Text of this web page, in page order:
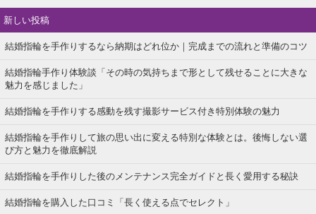
新しい投稿
結婚指輪を手作りするなら納期はどれ位か｜完成までの流れと準備のコツ
結婚指輪手作り体験談「その時の気持ちまで形として残せることに大きな
魅力を感じました」
結婚指輪を手作りする感動を残す撮影サービス付き特別体験の魅力
結婚指輪を手作りして旅の思い出に変える特別な体験とは。後悔しない選
び方と魅力を徹底解説
結婚指輪を手作りした後のメンテナンス完全ガイドと長く愛用する秘訣
結婚指輪を購入した口コミ「長く使える点でセレクト」